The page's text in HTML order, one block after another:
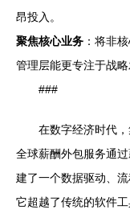
昂投入。
聚焦核心业务 ：将非
管理层能更专注于战略
###
在数字经济时代
全球薪酬外包服务通
建了一个数据驱动、
它超越了传统的软件